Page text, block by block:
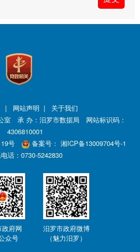
| 网站声明 | 关于我们
室 承 办：汨罗市数据局 网站标识码：
4306810001
号
备案号： 湘ICP备13009704号-1
话：0730-5242830
府网
众号
汨罗市政府微博
（魅力汨罗）